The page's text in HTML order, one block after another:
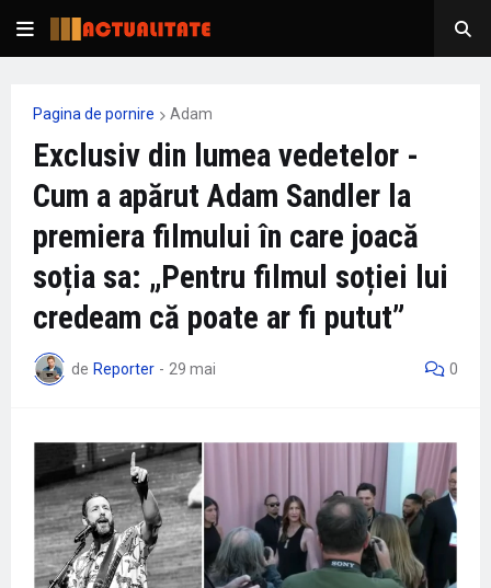
Pagina de pornire Adam
Exclusiv din lumea vedetelor -
Cum a apărut Adam Sandler la
premiera filmului în care joacă
soția sa: „Pentru filmul soției lui
credeam că poate ar fi putut”
de Reporter - 29 mai 0